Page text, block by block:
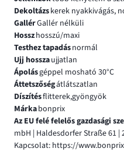
Dekoltázskerek nyakkivágás,
GallérGallér nélküli
Hosszhosszú/maxi
Testhez tapadásnormál
Ujj hosszaujjatlan
Ápolásgéppel mosható 30°C
Áttetszőségátlátszatlan
Díszítésflitterek,gyöngyök
Márkabonprix
Az EU felé felelős gazdasági
mbH | Haldesdorfer Straße 61
Kapcsolat: https://